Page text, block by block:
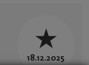
18.12.2025